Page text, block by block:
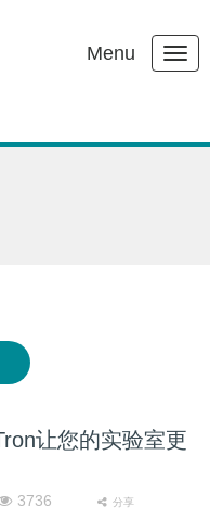
Menu
让您的实验室更
3736 分享